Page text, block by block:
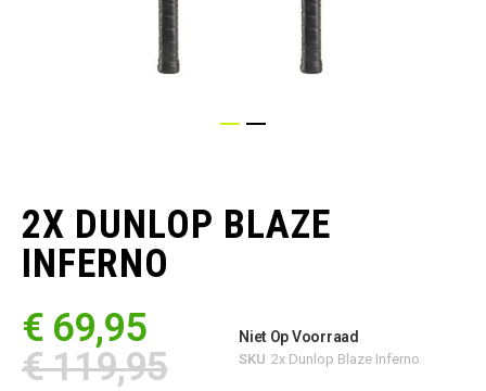
begin
van
afbeeldingen-
2X DUNLOP BLAZE
INFERNO
€ 69,95
€ 119,95
Niet Op Voorraad
SKU 2x Dunlop Blaze Inferno